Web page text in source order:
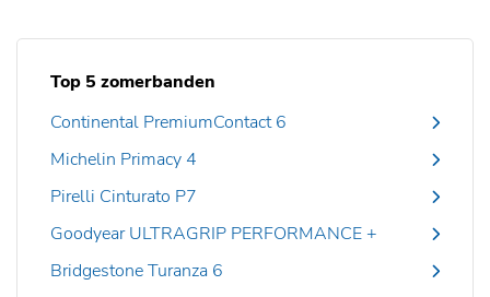
Top 5 zomerbanden
Continental PremiumContact 6
Michelin Primacy 4
Pirelli Cinturato P7
Goodyear ULTRAGRIP PERFORMANCE +
Bridgestone Turanza 6